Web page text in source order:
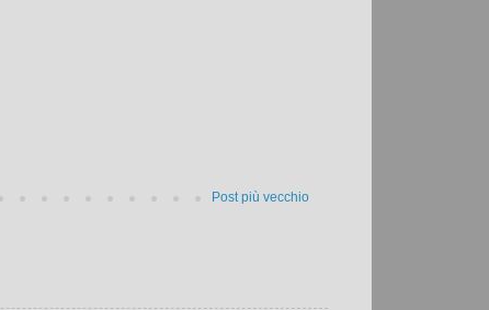
Post più vecchio